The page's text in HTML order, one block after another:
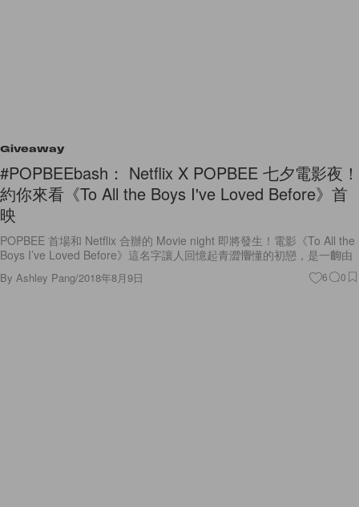
Giveaway
#POPBEEbash： Netflix X POPBEE 七夕電影夜！
約你來看《To All the Boys I've Loved Before》首
映
POPBEE 首場和 Netflix 合辦的 Movie night 即將發生！電影《To All the
Boys I’ve Loved Before》這名字讓人回憶起青澀懵懂的初戀，是一齣由
By Ashley Pang/2018年8月9日 6 0